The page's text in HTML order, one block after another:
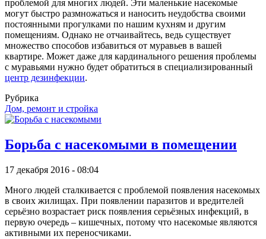
проблемой для многих людей. Эти маленькие насекомые
могут быстро размножаться и наносить неудобства своими
постоянными прогулками по нашим кухням и другим
помещениям. Однако не отчаивайтесь, ведь существует
множество способов избавиться от муравьев в вашей
квартире. Может даже для кардинального решения проблемы
с муравьями нужно будет обратиться в специализированный
центр дезинфекции.
Рубрика
Дом, ремонт и стройка
Борьба с насекомыми в помещении
17 декабря 2016 - 08:04
Много людей сталкивается с проблемой появления насекомых
в своих жилищах. При появлении паразитов и вредителей
серьёзно возрастает риск появления серьёзных инфекций, в
первую очередь – кишечных, потому что насекомые являются
активными их переносчиками.